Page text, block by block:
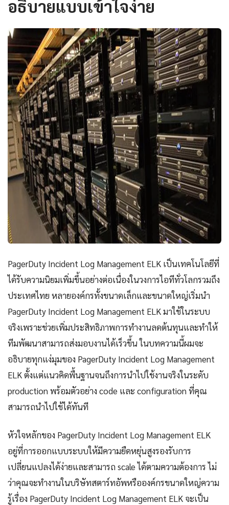
อธิบายแบบเข้าใจง่าย
PagerDuty Incident Log Management ELK เป็นเทคโนโลยีที่
ได้รับความนิยมเพิ่มขึ้นอย่างต่อเนื่องในวงการไอทีทั่วโลกรวมถึง
ประเทศไทย หลายองค์กรทั้งขนาดเล็กและขนาดใหญ่เริ่มนำ
PagerDuty Incident Log Management ELK มาใช้ในระบบ
จริงเพราะช่วยเพิ่มประสิทธิภาพการทำงานลดต้นทุนและทำให้
ทีมพัฒนาสามารถส่งมอบงานได้เร็วขึ้น ในบทความนี้ผมจะ
อธิบายทุกแง่มุมของ PagerDuty Incident Log Management
ELK ตั้งแต่แนวคิดพื้นฐานจนถึงการนำไปใช้งานจริงในระดับ
production พร้อมตัวอย่าง code และ configuration ที่คุณ
สามารถนำไปใช้ได้ทันที
หัวใจหลักของ PagerDuty Incident Log Management ELK
อยู่ที่การออกแบบระบบให้มีความยืดหยุ่นสูงรองรับการ
เปลี่ยนแปลงได้ง่ายและสามารถ scale ได้ตามความต้องการ ไม่
ว่าคุณจะทำงานในบริษัทสตาร์ทอัพหรือองค์กรขนาดใหญ่ความ
รู้เรื่อง PagerDuty Incident Log Management ELK จะเป็น